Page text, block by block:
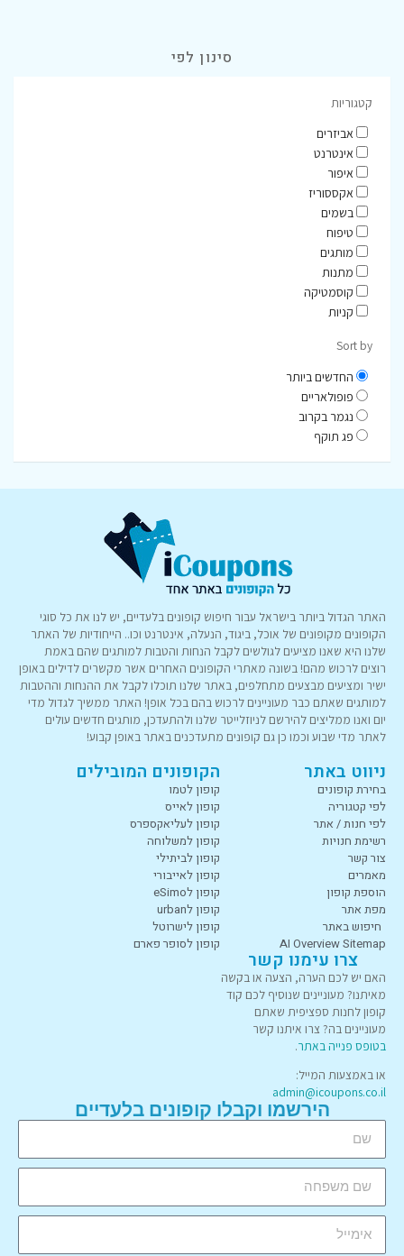
סינון לפי
קטגוריות
אביזרים
אינטרנט
איפור
אקססוריז
בשמים
טיפוח
מותגים
מתנות
קוסמטיקה
קניות
Sort by
החדשים ביותר
פופולאריים
נגמר בקרוב
פג תוקף
האתר הגדול ביותר בישראל עבור חיפוש קופונים בלעדיים, יש לנו את כל סוגי
הקופונים מקופונים של אוכל, ביגוד, הנעלה, אינטרנט וכו.. הייחודיות של האתר
שלנו היא שאנו מציעים לגולשים לקבל הנחות והטבות למותגים שהם באמת
רוצים לרכוש מהם! בשונה מאתרי הקופונים האחרים אשר מקשרים לדילים באופן
ישיר ומציעים מבצעים מתחלפים, באתר שלנו תוכלו לקבל את ההנחות וההטבות
למותגים שאתם כבר מעוניינים לרכוש בהם בכל אופן! האתר ממשיך לגדול מדי
יום ואנו ממליצים להירשם לניוזלייטר שלנו ולהתעדכן, מותגים חדשים עולים
לאתר מדי שבוע וכמו כן גם קופונים מתעדכנים באתר באופן קבוע!
ניווט באתר
בחירת קופונים
לפי קטגוריה
לפי חנות / אתר
רשימת חנויות
צור קשר
מאמרים
הוספת קופון
מפת אתר
חיפוש באתר
AI Overview Sitemap
הקופונים המובילים
קופון לטמו
קופון לאייס
קופון לעליאקספרס
קופון למשלוחה
קופון לביתילי
קופון לאייבורי
קופון לeSimo
קופון לurban
קופון לישרוטל
קופון לסופר פארם
צרו עימנו קשר
האם יש לכם הערה, הצעה או בקשה
מאיתנו? מעוניינים שנוסיף לכם קוד
קופון לחנות ספציפית שאתם
מעוניינים בה? צרו איתנו קשר
בטופס פנייה באתר.
או באמצעות המייל:
admin@icoupons.co.il
הירשמו וקבלו קופונים בלעדיים